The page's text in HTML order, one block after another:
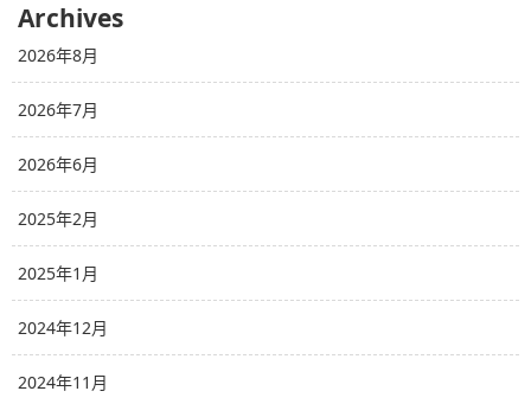
Archives
2026年8月
2026年7月
2026年6月
2025年2月
2025年1月
2024年12月
2024年11月